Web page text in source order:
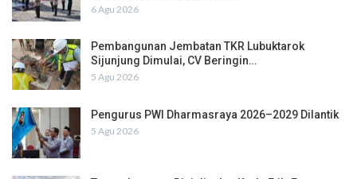
6 Agu 2026
Pembangunan Jembatan TKR Lubuktarok
Sijunjung Dimulai, CV Beringin…
5 Agu 2026
Pengurus PWI Dharmasraya 2026–2029 Dilantik
5 Agu 2026